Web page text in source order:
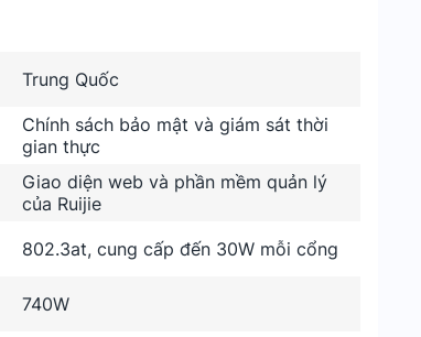
Trung Quốc
Chính sách bảo mật và giám sát thời
gian thực
Giao diện web và phần mềm quản lý
của Ruijie
802.3at, cung cấp đến 30W mỗi cổng
740W